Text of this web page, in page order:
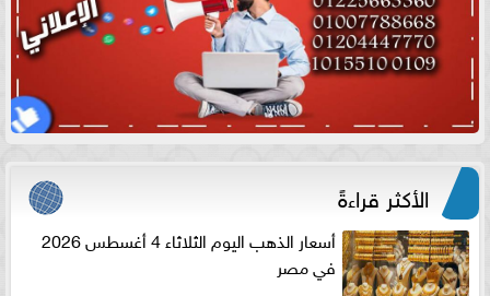
الأكثر قراءةً
أسعار الذهب اليوم الثلاثاء 4 أغسطس 2026
في مصر